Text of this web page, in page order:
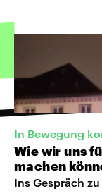
In Bewegung
Wie wir uns
machen
Ins Gespräch